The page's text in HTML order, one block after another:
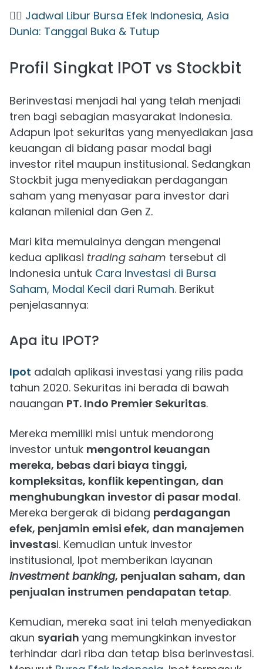
👉🏻 Jadwal Libur Bursa Efek Indonesia, Asia
Dunia: Tanggal Buka & Tutup
Profil Singkat IPOT vs Stockbit
Berinvestasi menjadi hal yang telah menjadi
tren bagi sebagian masyarakat Indonesia.
Adapun Ipot sekuritas yang menyediakan jasa
keuangan di bidang pasar modal bagi
investor ritel maupun institusional. Sedangkan
Stockbit juga menyediakan perdagangan
saham yang menyasar para investor dari
kalanan milenial dan Gen Z.
Mari kita memulainya dengan mengenal
kedua aplikasi trading saham tersebut di
Indonesia untuk Cara Investasi di Bursa
Saham, Modal Kecil dari Rumah. Berikut
penjelasannya:
Apa itu IPOT?
Ipot adalah aplikasi investasi yang rilis pada
tahun 2020. Sekuritas ini berada di bawah
nauangan PT. Indo Premier Sekuritas.
Mereka memiliki misi untuk mendorong
investor untuk mengontrol keuangan
mereka, bebas dari biaya tinggi,
kompleksitas, konflik kepentingan, dan
menghubungkan investor di pasar modal.
Mereka bergerak di bidang perdagangan
efek, penjamin emisi efek, dan manajemen
investasi. Kemudian untuk investor
institusional, Ipot memberikan layanan
investment banking, penjualan saham, dan
penjualan instrumen pendapatan tetap.
Kemudian, mereka saat ini telah menyediakan
akun syariah yang memungkinkan investor
terhindar dari riba dan tetap bisa berinvestasi.